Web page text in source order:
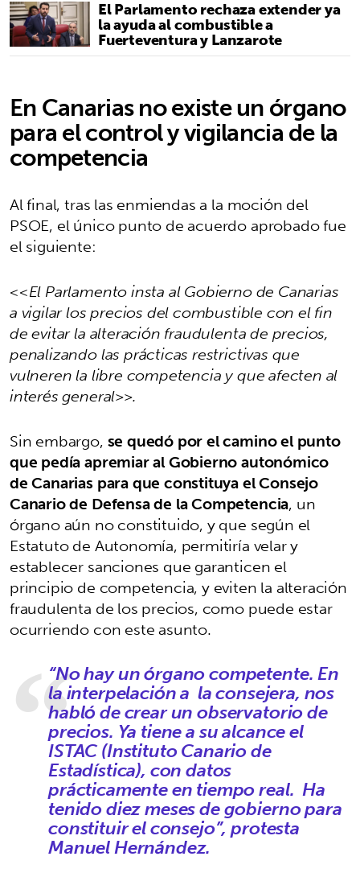
El Parlamento rechaza extender ya
la ayuda al combustible a
Fuerteventura y Lanzarote
En Canarias no existe un órgano
para el control y vigilancia de la
competencia
Al final, tras las enmiendas a la moción del
PSOE, el único punto de acuerdo aprobado fue
el siguiente:
<<El Parlamento insta al Gobierno de Canarias
a vigilar los precios del combustible con el fin
de evitar la alteración fraudulenta de precios,
penalizando las prácticas restrictivas que
vulneren la libre competencia y que afecten al
interés general>>.
Sin embargo,se quedó por el camino el punto
que pedía apremiar al Gobierno autonómico
de Canarias para que constituya el Consejo
Canario de Defensa de la Competencia, un
órgano aún no constituido, y que según el
Estatuto de Autonomía, permitiría velar y
establecer sanciones que garanticen el
principio de competencia, y eviten la alteración
fraudulenta de los precios, como puede estar
ocurriendo con este asunto.
“No hay un órgano competente. En
la interpelación a la consejera, nos
habló de crear un observatorio de
precios. Ya tiene a su alcance el
ISTAC (Instituto Canario de
Estadística), con datos
prácticamente en tiempo real. Ha
tenido diez meses de gobierno para
constituir el consejo”, protesta
Manuel Hernández.